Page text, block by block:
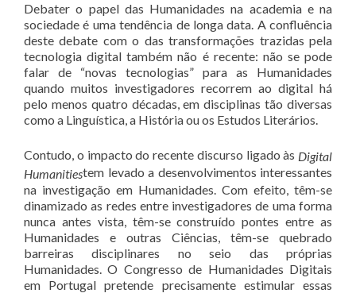
Debater o papel das Humanidades na academia e na
sociedade é uma tendência de longa data. A confluência
deste debate com o das transformações trazidas pela
tecnologia digital também não é recente: não se pode
falar de “novas tecnologias” para as Humanidades
quando muitos investigadores recorrem ao digital há
pelo menos quatro décadas, em disciplinas tão diversas
como a Linguística, a História ou os Estudos Literários.
Contudo, o impacto do recente discurso ligado às Digital
Humanitiestem levado a desenvolvimentos interessantes
na investigação em Humanidades. Com efeito, têm-se
dinamizado as redes entre investigadores de uma forma
nunca antes vista, têm-se construído pontes entre as
Humanidades e outras Ciências, têm-se quebrado
barreiras disciplinares no seio das próprias
Humanidades. O Congresso de Humanidades Digitais
em Portugal pretende precisamente estimular essas